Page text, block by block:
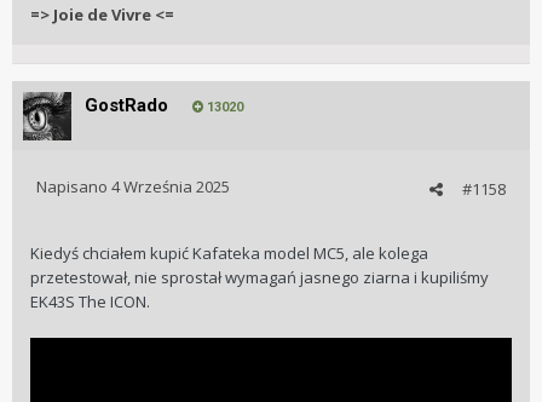
=> Joie de Vivre <=
GostRado 13020
#1158
Napisano 4 Września 2025
Kiedyś chciałem kupić Kafateka model MC5, ale kolega
przetestował, nie sprostał wymagań jasnego ziarna i kupiliśmy
EK43S The ICON.